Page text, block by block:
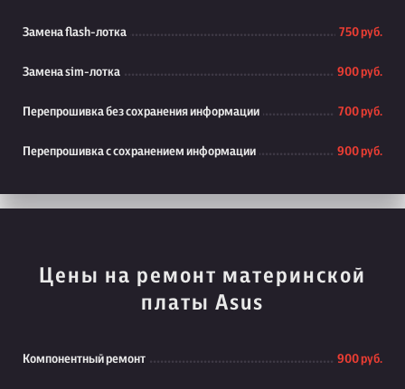
Замена flash-лотка 750 руб.
Замена sim-лотка 900 руб.
Перепрошивка без сохранения информации 700 руб.
Перепрошивка с сохранением информации 900 руб.
Цены на ремонт материнской
платы Asus
Компонентный ремонт 900 руб.